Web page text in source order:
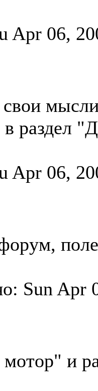
Apr 06,
в раздел
Apr 06,
Sun Apr
и